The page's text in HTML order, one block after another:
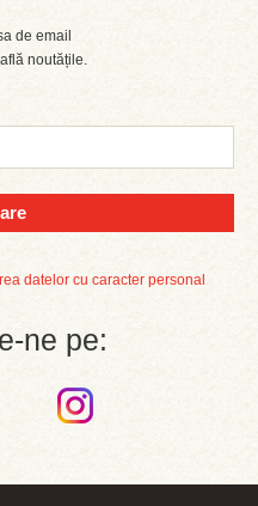
de email
noutățile.
datelor cu caracter personal
ne pe: